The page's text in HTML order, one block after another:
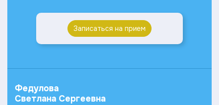
Записаться на прием
Федулова
Светлана Сергеевна